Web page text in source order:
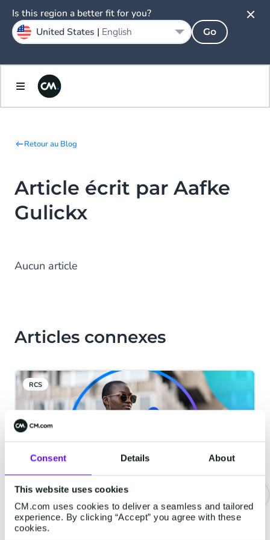
Consent Details About
This website uses cookies
CM.com uses cookies to deliver a seamless and tailored
experience. By clicking “Accept” you agree with these
cookies.
Retour au Blog
Article écrit par Aafke
Gulickx
Aucun article
Articles connexes
RCS
RCS for Business : 3 types de
messages et 3 cas d'usage
Is this region a better fit for you?
United States | English Go